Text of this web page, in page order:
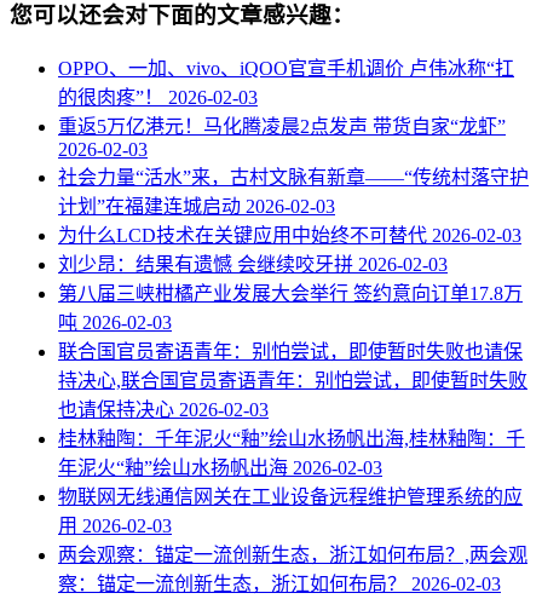
您可以还会对下面的文章感兴趣：
OPPO、一加、vivo、iQOO官宣手机调价 卢伟冰称“扛
的很肉疼”！ 2026-02-03
重返5万亿港元！马化腾凌晨2点发声 带货自家“龙虾”
2026-02-03
社会力量“活水”来，古村文脉有新章——“传统村落守护
计划”在福建连城启动 2026-02-03
为什么LCD技术在关键应用中始终不可替代 2026-02-03
刘少昂：结果有遗憾 会继续咬牙拼 2026-02-03
第八届三峡柑橘产业发展大会举行 签约意向订单17.8万
吨 2026-02-03
联合国官员寄语青年：别怕尝试，即使暂时失败也请保
持决心,联合国官员寄语青年：别怕尝试，即使暂时失败
也请保持决心 2026-02-03
桂林釉陶：千年泥火“釉”绘山水扬帆出海,桂林釉陶：千
年泥火“釉”绘山水扬帆出海 2026-02-03
物联网无线通信网关在工业设备远程维护管理系统的应
用 2026-02-03
两会观察：锚定一流创新生态，浙江如何布局？,两会观
察：锚定一流创新生态，浙江如何布局？ 2026-02-03